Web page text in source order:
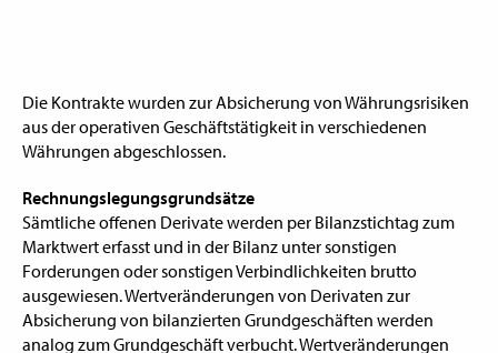
Die Kontrakte wurden zur Absicherung von Währungsrisiken
aus der operativen Geschäftstätigkeit in verschiedenen
Währungen abgeschlossen.
Rechnungslegungsgrundsätze
Sämtliche offenen Derivate werden per Bilanzstichtag zum
Marktwert erfasst und in der Bilanz unter sonstigen
Forderungen oder sonstigen Verbindlichkeiten brutto
ausgewiesen. Wertveränderungen von Derivaten zur
Absicherung von bilanzierten Grundgeschäften werden
analog zum Grundgeschäft verbucht. Wertveränderungen